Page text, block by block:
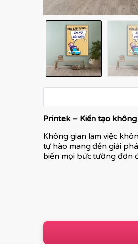
Printek – Kiến tạo
Không gian làm việc
tự hào mang đến giải
biến mọi bức tường đơn